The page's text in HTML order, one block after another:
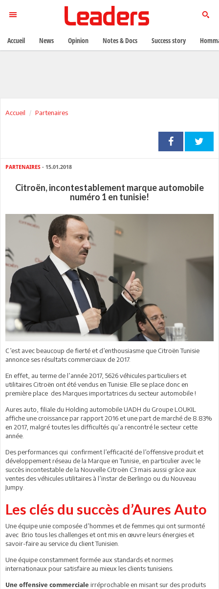
Accueil Partenaires
PARTENAIRES - 15.01.2018
Citroën, incontestablement marque automobile
numéro 1 en tunisie!
C’est avec beaucoup de fierté et d’enthousiasme que Citroën Tunisie
annonce ses résultats commerciaux de 2017.
En effet, au terme de l’année 2017, 5626 véhicules particuliers et
utilitaires Citroën ont été vendus en Tunisie. Elle se place donc en
première place des Marques importatrices du secteur automobile !
Aures auto, filiale du Holding automobile UADH du Groupe LOUKIL
affiche une croissance par rapport 2016 et une part de marché de 8.83%
en 2017, malgré toutes les difficultés qu’a rencontré le secteur cette
année.
Des performances qui confirment l’efficacité de l’offensive produit et
développement réseau de la Marque en Tunisie, en particulier avec le
succès incontestable de la Nouvelle Citroën C3 mais aussi grâce aux
ventes des véhicules utilitaires à l’instar de Berlingo ou du Nouveau
Jumpy.
Les clés du succès d’Aures Auto
Une équipe unie composée d’hommes et de femmes qui ont surmonté
avec Brio tous les challenges et ont mis en œuvre leurs énergies et
savoir-faire au service du client Tunisien.
Une équipe constamment formée aux standards et normes
internationaux pour satisfaire au mieux les clients tunisiens.
Une offensive commerciale irréprochable en misant sur des produits
Accueil News Opinion Notes & Docs Success story